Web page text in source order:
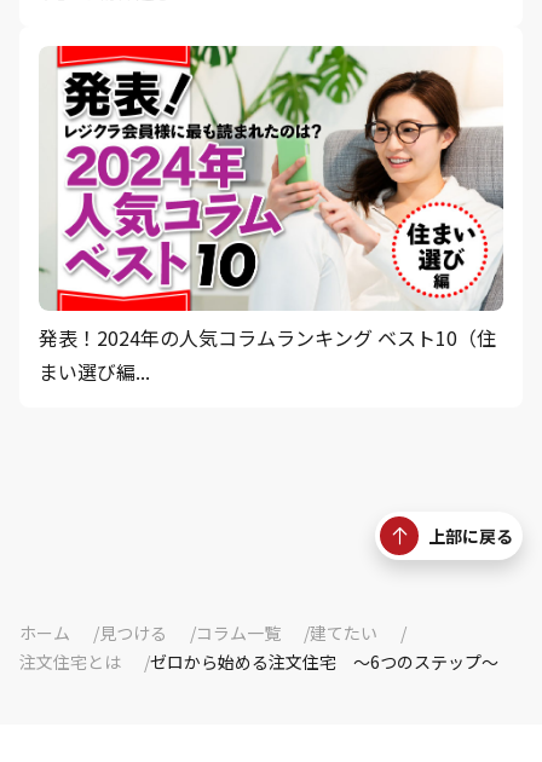
発表！2024年の人気コラムランキング ベスト10（住
まい選び編...
上部に戻る
ホーム 見つける コラム一覧
建てたい
注文住宅とは
ゼロから始める注文住宅 ～6つのステップ～